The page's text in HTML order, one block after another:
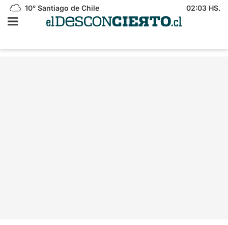
10° Santiago de Chile 02:03 HS.